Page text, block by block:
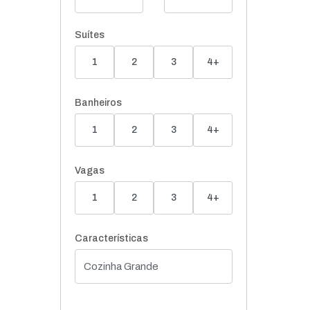
Suítes
1 2 3 4+
Banheiros
1 2 3 4+
Vagas
1 2 3 4+
Características